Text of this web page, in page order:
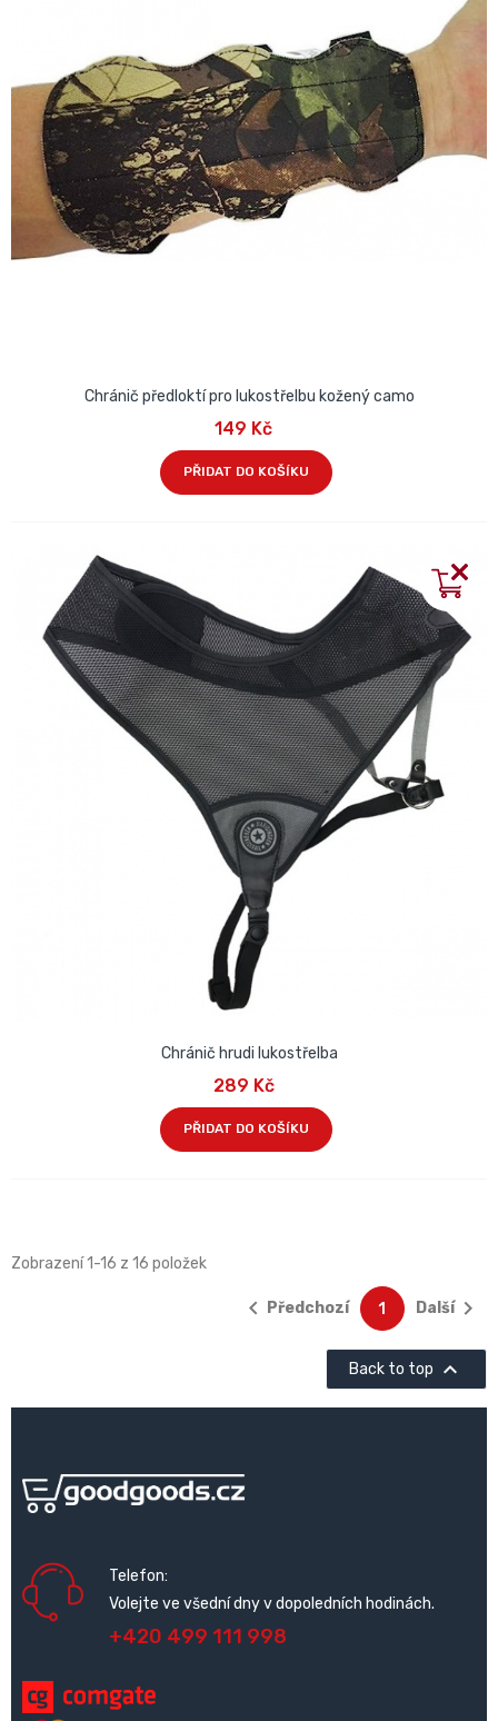
Chránič předloktí pro lukostřelbu kožený camo
149 Kč
PŘIDAT DO KOŠÍKU
Chránič hrudi lukostřelba
289 Kč
PŘIDAT DO KOŠÍKU
Zobrazení 1-16 z 16 položek
 Předchozí 1 Další
Back to top 
Telefon:
Volejte ve všední dny v dopoledních hodinách.
+420 499 111 998